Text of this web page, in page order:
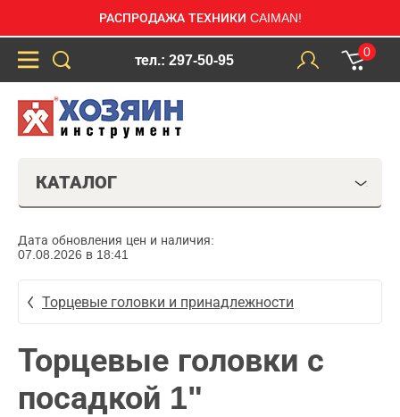
РАСПРОДАЖА ТЕХНИКИ CAIMAN!
тел.: 297-50-95
0
КАТАЛОГ
Дата обновления цен и наличия:
07.08.2026 в 18:41
Торцевые головки и принадлежности
Торцевые головки с
посадкой 1"